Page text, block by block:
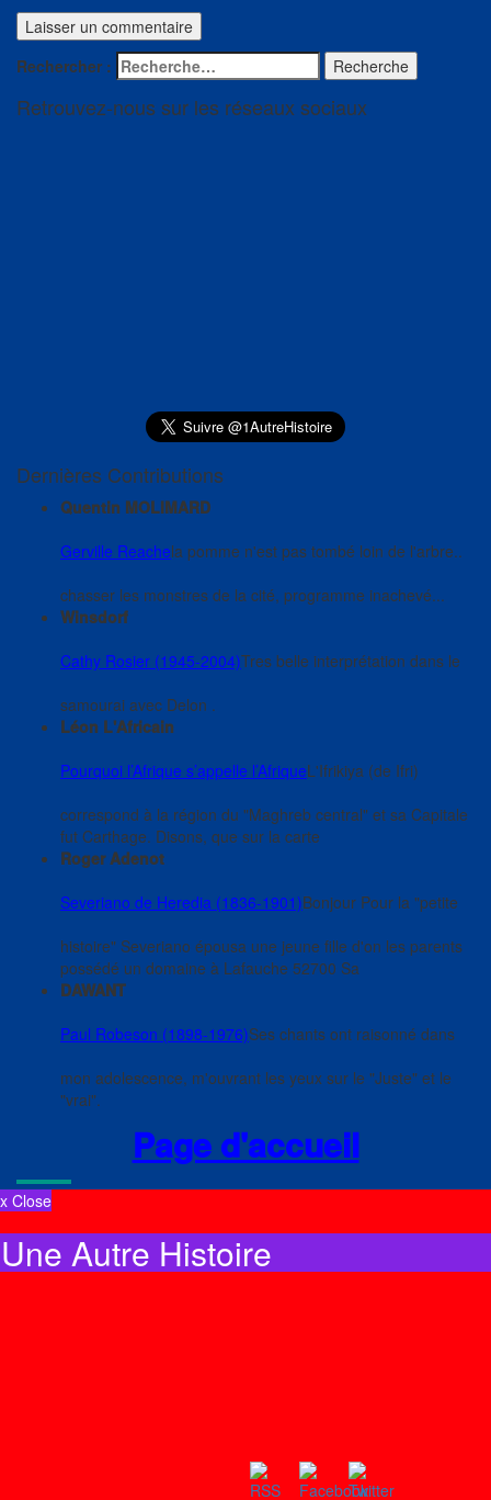
Rechercher : Recherche
Retrouvez-nous sur les réseaux sociaux
Dernières Contributions
Quentin MOLIMARD
Gerville Reachela pomme n'est pas tombé loin de l'arbre..
chasser les monstres de la cité, programme inachevé...
Winsdorf
Cathy Rosier (1945-2004)Tres belle interprétation dans le
samourai avec Delon .
Léon L'Africain
Pourquoi l’Afrique s’appelle l’AfriqueL'Ifrikiya (de Ifri)
correspond à la région du "Maghreb central" et sa Capitale
fut Carthage. Disons, que sur la carte
Roger Adenot
Severiano de Heredia (1836-1901)Bonjour Pour la "petite
histoire" Severiano épousa une jeune fille d'on les parents
possédé un domaine à Lafauche 52700 Sa
DAWANT
Paul Robeson (1898-1976)Ses chants ont raisonné dans
mon adolescence, m'ouvrant les yeux sur le "Juste" et le
"vrai".
Page d'accueil
x Close
Une Autre Histoire